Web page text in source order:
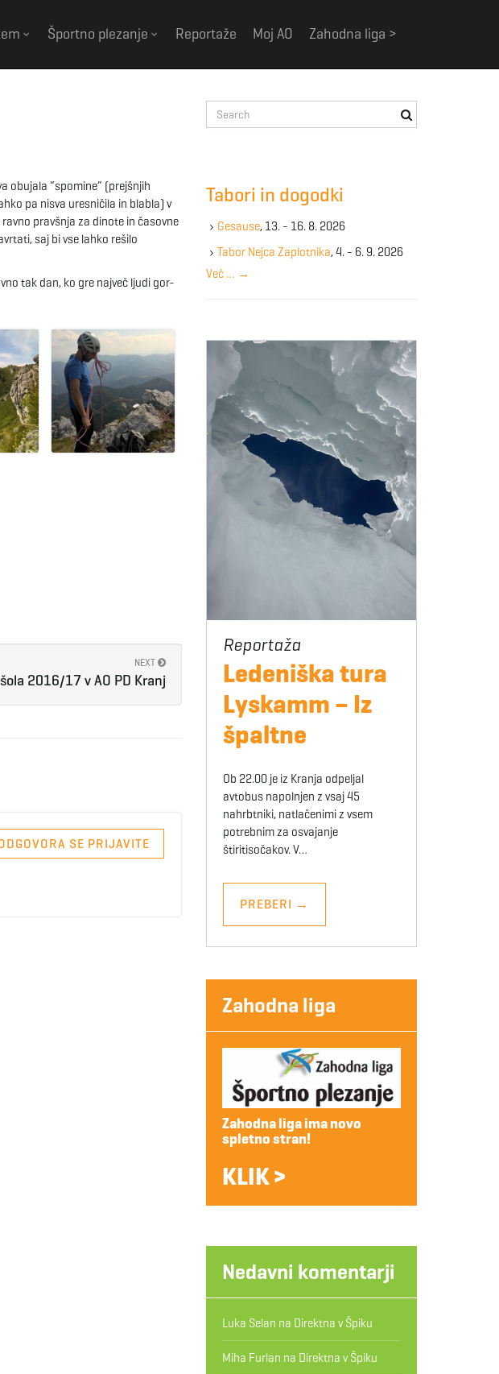
Športno plezanje Reportaže Moj AO Zahodna liga >
obujala “spomine” (prejšnjih
pa nisva uresničila in blabla) v
pravšnja za dinote in časovne
saj bi vse lahko rešilo
tak dan, ko gre največ ljudi gor-
NEXT
2016/17 v AO PD Kranj
SE PRIJAVITE
e
e
y
w
r
Tabori in dogodki
Gesause, 13. - 16. 8. 2026
Tabor Nejca Zaplotnika, 4. - 6. 9. 2026
Več … →
Ledeniška tura
Lyskamm – Iz
špaltne
Ob 22.00 je iz Kranja odpeljal
avtobus napolnjen z vsaj 45
nahrbtniki, natlačenimi z vsem
potrebnim za osvajanje
štiritisočakov. V…
PREBERI →
Zahodna liga
Zahodna liga ima novo
spletno stran!
KLIK >
Nedavni komentarji
Luka Selan na Direktna v Špiku
Miha Furlan na Direktna v Špiku